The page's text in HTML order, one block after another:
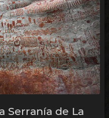
Serranía de La